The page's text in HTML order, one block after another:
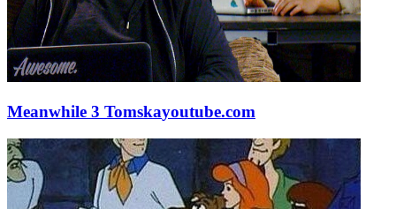
Meanwhile 3 Tomskayoutube.com